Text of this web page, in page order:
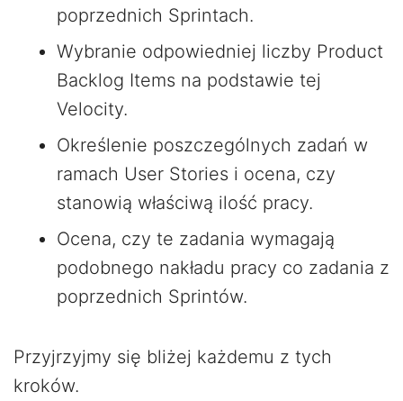
poprzednich Sprintach.
Wybranie odpowiedniej liczby Product
Backlog Items na podstawie tej
Velocity.
Określenie poszczególnych zadań w
ramach User Stories i ocena, czy
stanowią właściwą ilość pracy.
Ocena, czy te zadania wymagają
podobnego nakładu pracy co zadania z
poprzednich Sprintów.
Przyjrzyjmy się bliżej każdemu z tych
kroków.